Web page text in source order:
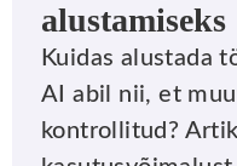
alustamiseks
Kuidas alustada
AI abil nii, et
kontrollitud?